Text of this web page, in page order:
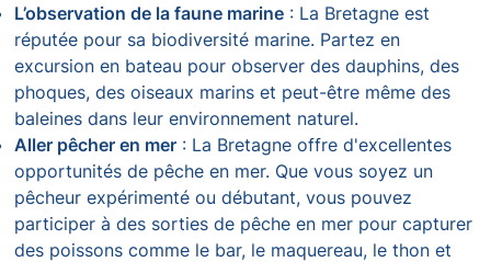
L’observation de la faune marine : La Bretagne est
réputée pour sa biodiversité marine. Partez en
excursion en bateau pour observer des dauphins, des
phoques, des oiseaux marins et peut-être même des
baleines dans leur environnement naturel.
Aller pêcher en mer : La Bretagne offre d'excellentes
opportunités de pêche en mer. Que vous soyez un
pêcheur expérimenté ou débutant, vous pouvez
participer à des sorties de pêche en mer pour capturer
des poissons comme le bar, le maquereau, le thon et